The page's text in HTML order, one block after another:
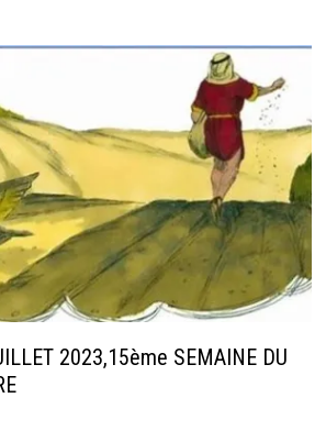
2023,15ème SEMAINE DU